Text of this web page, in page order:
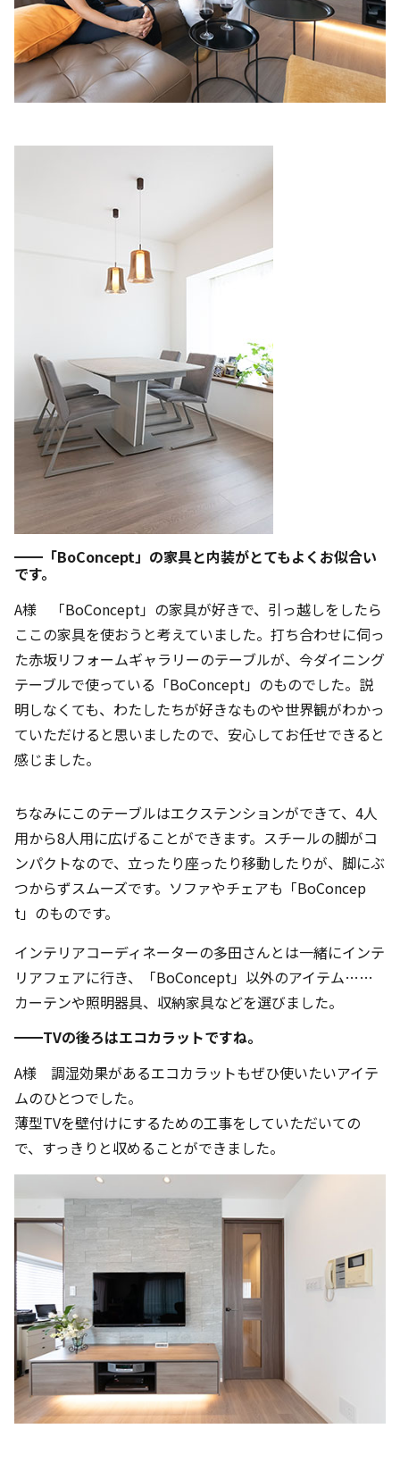
━━「BoConcept」の家具と内装がとてもよくお似合い
です。
A様 「BoConcept」の家具が好きで、引っ越しをしたら
ここの家具を使おうと考えていました。打ち合わせに伺っ
た赤坂リフォームギャラリーのテーブルが、今ダイニング
テーブルで使っている「BoConcept」のものでした。説
明しなくても、わたしたちが好きなものや世界観がわかっ
ていただけると思いましたので、安心してお任せできると
感じました。
ちなみにこのテーブルはエクステンションができて、4人
用から8人用に広げることができます。スチールの脚がコ
ンパクトなので、立ったり座ったり移動したりが、脚にぶ
つからずスムーズです。ソファやチェアも「BoConcep
t」のものです。
インテリアコーディネーターの多田さんとは一緒にインテ
リアフェアに行き、「BoConcept」以外のアイテム……
カーテンや照明器具、収納家具などを選びました。
━━TVの後ろはエコカラットですね。
A様 調湿効果があるエコカラットもぜひ使いたいアイテ
ムのひとつでした。
薄型TVを壁付けにするための工事をしていただいての
で、すっきりと収めることができました。